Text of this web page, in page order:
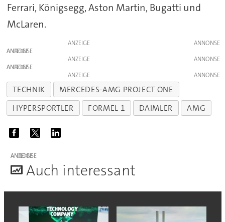
Ferrari, Königsegg, Aston Martin, Bugatti und
McLaren.
ANZEIGE
ANZEIGE
ANZEIGE
ANZEIGE
ANZEIGE
TECHNIK
MERCEDES-AMG PROJECT ONE
HYPERSPORTLER
FORMEL 1 DAIMLER AMG
ANZEIGE
Auch interessant